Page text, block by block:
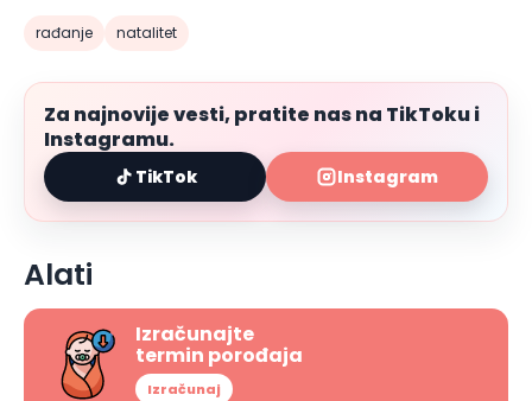
rađanje
natalitet
Za najnovije vesti, pratite nas na TikToku i
Instagramu.
TikTok Instagram
Alati
Izračunajte
termin porođaja
Izračunaj